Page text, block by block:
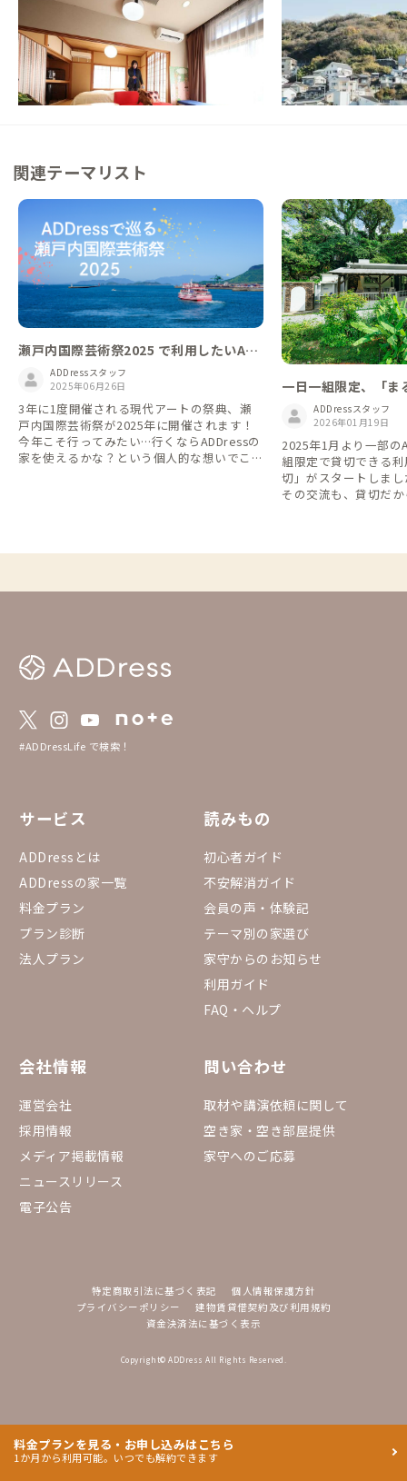
徳島県 戸建て
【まるっと貸切専用】家族やペットと滞在で
きる一軒家
この家からの距離 19km
家島A邸
兵庫県 戸建て
【まるっと貸切専用
滞在する、DIYリノベ
この家からの距離 42km
関連テーマリスト
瀬戸内国際芸術祭2025 で利用したいAD
Dressの家
ADDressスタッフ
2025年06月26日
3年に1度開催される現代アートの祭典、瀬
戸内国際芸術祭が2025年に開催されます！
今年こそ行ってみたい…行くならADDressの
家を使えるかな？という個人的な想いでこの
国際芸術祭2025に行きたいけど、宿/ホテル
会場がとっても広いこともあり、ADDressの
ち寄りたい家も含めてみました。 ■Google
mapに落とし込んだADDressの家MAPも活用
76%2C134.51190108864952&z=9&mid=1_v
UzwhGmqPfllWRsw-bbkKxSonuWeLX5
一日一組限定、「ま
家
ADDressスタッフ
2026年01月19日
2025年1月より一部の
組限定で貸切できる
切」がスタートしました。 シェア
その交流も、貸切だ
や交流を楽しむもよ
し、シーンや気分に
#ADDressLife で検索！
サービス
ADDressとは
ADDressの家一覧
料金プラン
プラン診断
法人プラン
読みもの
初心者ガイド
不安解消ガイド
会員の声・体験記
テーマ別の家選び
家守からのお知らせ
利用ガイド
FAQ・ヘルプ
会社情報
運営会社
採用情報
メディア掲載情報
ニュースリリース
電子公告
問い合わせ
取材や講演依頼に関して
空き家・空き部屋提供
家守へのご応募
特定商取引法に基づく表記
個人情報保護方針
プライバシーポリシー
建物賃貸借契約及び利用規約
資金決済法に基づく表示
Copyright© ADDress All Rights Reserved.
料金プランを見る・お申し込みはこちら
1か月から利用可能。いつでも解約できます